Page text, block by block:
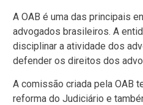
A OAB é uma das principais
advogados brasileiros. A
disciplinar a atividade dos
defender os direitos dos
A comissão criada pela OAB
reforma do Judiciário e